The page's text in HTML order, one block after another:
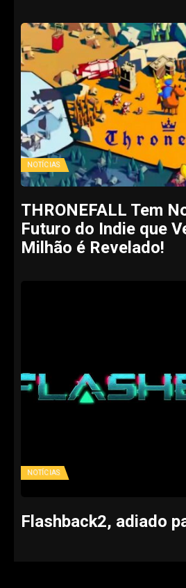
NOTÍCIAS
THRONEFALL Tem
Futuro do Indie que
Milhão é Revelado!
NOTÍCIAS
Flashback2, adiado